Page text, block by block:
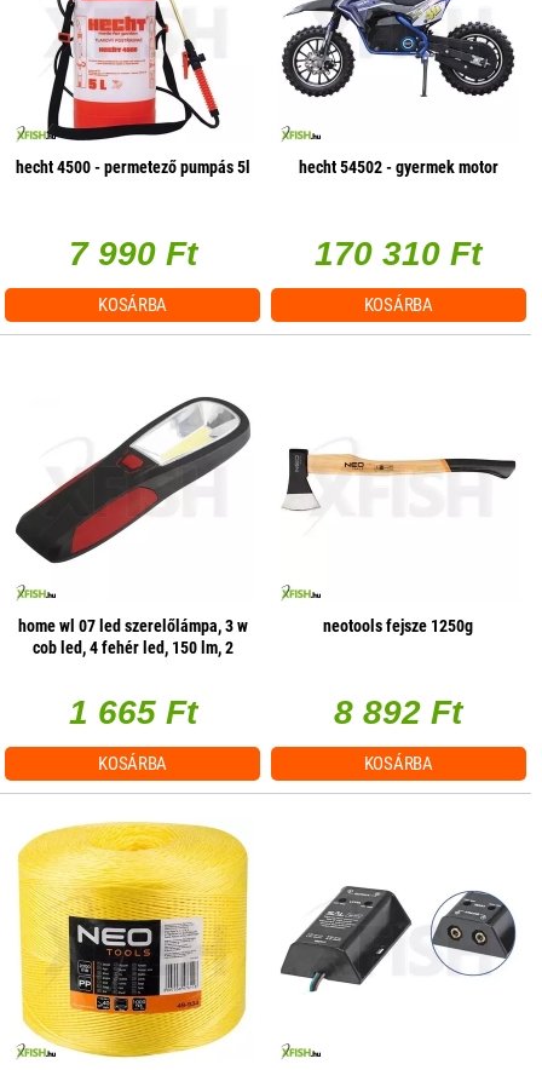
hecht 4500 - permetező pumpás 5l
7 990 Ft
KOSÁRBA
hecht 54502 - gyermek motor
170 310 Ft
KOSÁRBA
home wl 07 led szerelőlámpa, 3 w
cob led, 4 fehér led, 150 lm, 2
1 665 Ft
KOSÁRBA
neotools fejsze 1250g
8 892 Ft
KOSÁRBA